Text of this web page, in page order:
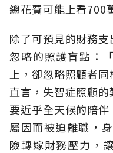
總花費可能上看700
除了可預見的財務
忽略的照護盲點：
上，卻忽略照顧者
直言，失智症照顧
要近乎全天候的陪
屬因而被迫離職，
險轉嫁財務壓力，